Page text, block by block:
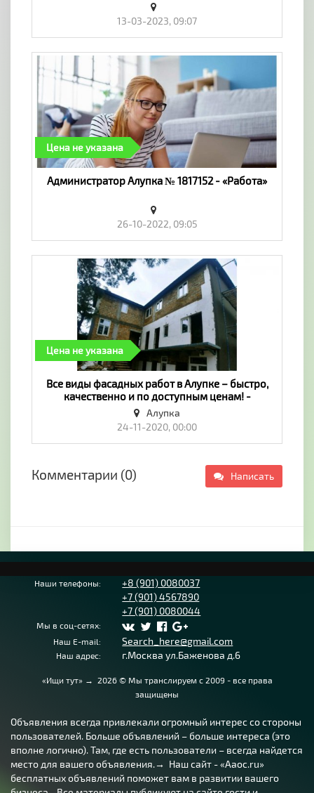
13-03-2023, 09:07
Цена не указана
Администратор Алупка № 1817152 - «Работа»
26-10-2022, 09:05
Цена не указана
Все виды фасадных работ в Алупке – быстро,
качественно и по доступным ценам! -
«Строительства и ремонт»
Алупка
24-11-2020, 00:00
Комментарии (0) Написать
Наши телефоны:
+8 (901) 0080037
+7 (901) 4567890
+7 (901) 0080044
Мы в соц-сетях:
Наш E-mail:
Search_here@gmail.com
Наш адрес: г.Москва ул.Баженова д.6
«Ищи тут» → 2026© Мы транслируем с 2009 - все права
защищены
Объявления всегда привлекали огромный интерес со стороны
пользователей. Больше объявлений – больше интереса (это
вполне логично). Там, где есть пользователи – всегда найдется
место для вашего объявления.→ Наш сайт - «Aaoc.ru»
бесплатных объявлений поможет вам в развитии вашего